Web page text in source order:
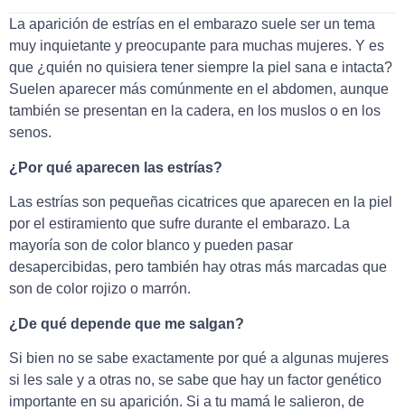
La aparición de estrías en el embarazo suele ser un tema
muy inquietante y preocupante para muchas mujeres. Y es
que ¿quién no quisiera tener siempre la piel sana e intacta?
Suelen aparecer más comúnmente en el abdomen, aunque
también se presentan en la cadera, en los muslos o en los
senos.
¿Por qué aparecen las estrías?
Las estrías son pequeñas cicatrices que aparecen en la piel
por el estiramiento que sufre durante el embarazo. La
mayoría son de color blanco y pueden pasar
desapercibidas, pero también hay otras más marcadas que
son de color rojizo o marrón.
¿De qué depende que me salgan?
Si bien no se sabe exactamente por qué a algunas mujeres
si les sale y a otras no, se sabe que hay un factor genético
importante en su aparición. Si a tu mamá le salieron, de